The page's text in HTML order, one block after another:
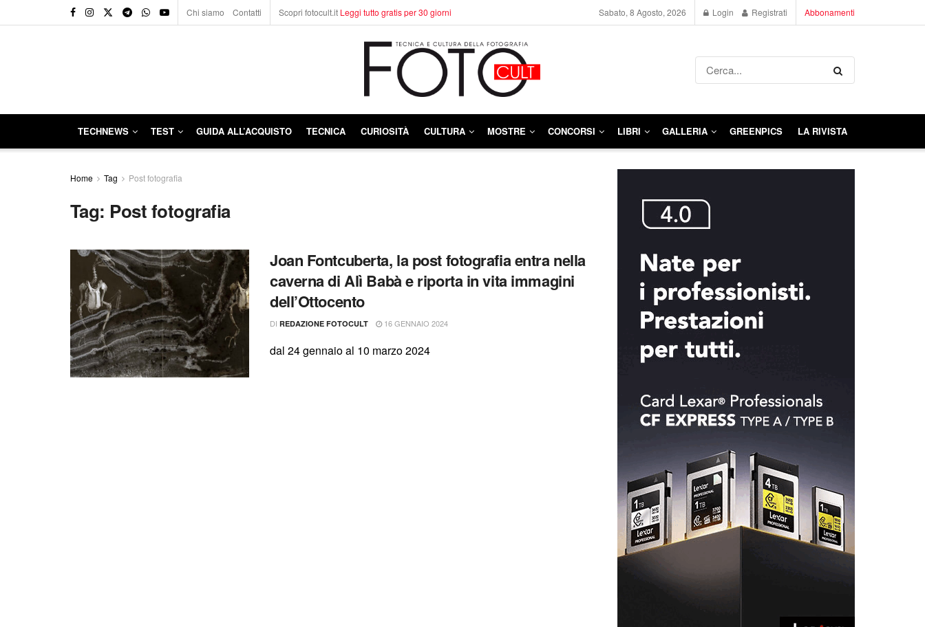
Chi siamo Contatti Scopri fotocult.it Leggi tutto gratis per 30 giorni Sabato, 8 Agosto, 2026 Login Registrati Abbonamenti
TECHNEWS TEST GUIDA ALL’ACQUISTO TECNICA CURIOSITÀ CULTURA MOSTRE CONCORSI LIBRI GALLERIA GREENPICS LA RIVISTA
Home Tag Post fotografia
Tag: Post fotografia
Joan Fontcuberta, la post fotografia entra nella
caverna di Alì Babà e riporta in vita immagini
dell’Ottocento
DI REDAZIONE FOTOCULT 16 GENNAIO 2024
dal 24 gennaio al 10 marzo 2024